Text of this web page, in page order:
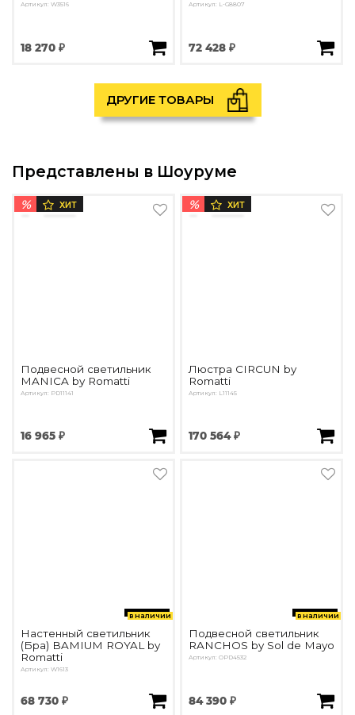
Артикул: W3516
18 270 ₽
Артикул: L-G8807
72 428 ₽
ДРУГИЕ ТОВАРЫ
Представлены в Шоуруме
% ХИТ
Подвесной светильник
MANICA by Romatti
Артикул: PD11141
16 965 ₽
% ХИТ
Люстра CIRCUN by
Romatti
Артикул: L11145
170 564 ₽
в наличии
Настенный светильник
(Бра) BAMIUM ROYAL by
Romatti
Артикул: W1613
68 730 ₽
в наличии
Подвесной светильник
RANCHOS by Sol de Mayo
Артикул: OPD4532
84 390 ₽